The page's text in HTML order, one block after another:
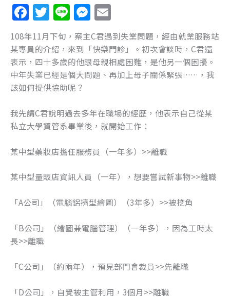
F
a
c
e
b
o
o
k
T
w
itt
er
Li
n
e
M
e
ss
e
n
er
m
ai
l
108年11月下旬，案主C君遇到失業問題，經由就業服務站
某專員的介紹，來到「快樂門診」。初次會談時，C君還
表示，四十多歲的他跟母親相處困難，是他另一個困擾。
中年失業已經是個大問題、再加上母子關係緊張……，我
該如何提供協助呢？
我先請C君說明過去多年在職場的經歷，他表示自己從某
私立大學資管系畢業後，就開始工作：
某中型藥妝店擔任服務員（一年多）>>離職
某中型量販店資訊人員（一年），想要嘗試新事物>>離職
「A公司」（電腦鋁擠型繪圖）（3年多）>>被挖角
「B公司」（繪圖兼電腦管理）（一年多），因為工時太
長>>離職
「C公司」（約兩年），預見部門會裁員>>先離職
「D公司」，自覺被主管利用，3個月>>離職